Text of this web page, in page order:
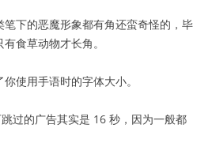
笔下的恶魔形象都有角还蛮奇怪的，毕
食草动物才长角。
使用手语时的字体大小。
过的广告其实是 16 秒，因为一般都